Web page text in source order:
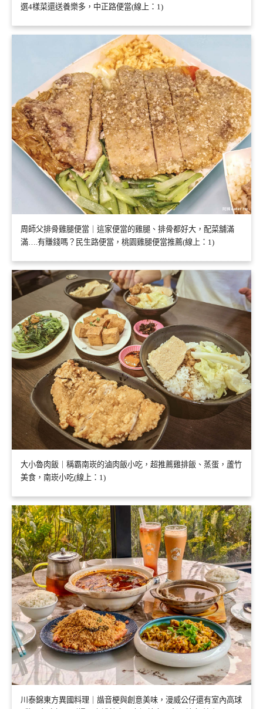
選4樣菜還送養樂多，中正路便當(線上：1)
周師父排骨雞腿便當｜這家便當的雞腿、排骨都好大，配菜舖滿
滿….有賺錢嗎？民生路便當，桃園雞腿便當推薦(線上：1)
大小魯肉飯｜稱霸南崁的滷肉飯小吃，超推薦雞排飯、蒸蛋，蘆竹
美食，南崁小吃(線上：1)
川泰錦東方異國料理｜諧音梗與創意美味，漫威公仔還有室內高球